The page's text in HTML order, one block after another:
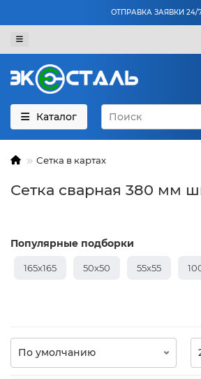
ОТПРАВКА ЗАЯВКИ 24/
Каталог
Сетка в картах
Сетка сварная 380 мм
Популярные подборки
165х165 50х50 55х55